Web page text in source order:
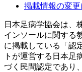
掲載情報の変更
日本足病学協会は、
インソールに関する
に掲載している「認
トが運営する日本足
づく民間認定であり